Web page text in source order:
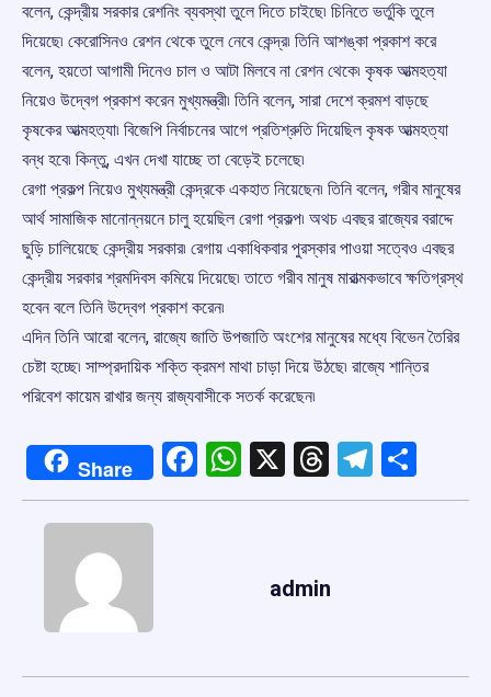
বলেন, কেন্দ্রীয় সরকার রেশনিং ব্যবস্থা তুলে দিতে চাইছে৷ চিনিতে ভর্তুকি তুলে
দিয়েছে৷ কেরোসিনও রেশন থেকে তুলে নেবে কেন্দ্র৷ তিনি আশঙ্কা প্রকাশ করে
বলেন, হয়তো আগামী দিনেও চাল ও আটা মিলবে না রেশন থেকে৷ কৃষক আত্মহত্যা
নিয়েও উদ্বেগ প্রকাশ করেন মুখ্যমন্ত্রী৷ তিনি বলেন, সারা দেশে ক্রমশ বাড়ছে
কৃষকের আত্মহত্যা৷ বিজেপি নির্বাচনের আগে প্রতিশ্রুতি দিয়েছিল কৃষক আত্মহত্যা
বন্ধ হবে৷ কিন্তু, এখন দেখা যাচ্ছে তা বেড়েই চলেছে৷
রেগা প্রকল্প নিয়েও মুখ্যমন্ত্রী কেন্দ্রকে একহাত নিয়েছেন৷ তিনি বলেন, গরীব মানুষের
আর্থ সামাজিক মানোন্নয়নে চালু হয়েছিল রেগা প্রকল্প৷ অথচ এবছর রাজ্যের বরাদ্দে
ছুড়ি চালিয়েছে কেন্দ্রীয় সরকার৷ রেগায় একাধিকবার পুরস্কার পাওয়া সত্বেও এবছর
কেন্দ্রীয় সরকার শ্রমদিবস কমিয়ে দিয়েছে৷ তাতে গরীব মানুষ মারাত্মকভাবে ক্ষতিগ্রস্থ
হবেন বলে তিনি উদ্বেগ প্রকাশ করেন৷
এদিন তিনি আরো বলেন, রাজ্যে জাতি উপজাতি অংশের মানুষের মধ্যে বিভেন তৈরির
চেষ্টা হচ্ছে৷ সাম্প্রদায়িক শক্তি ক্রমশ মাথা চাড়া দিয়ে উঠছে৷ রাজ্যে শান্তির
পরিবেশ কায়েম রাখার জন্য রাজ্যবাসীকে সতর্ক করেছেন৷
Share Facebook
WhatsApp
X Threads
admin